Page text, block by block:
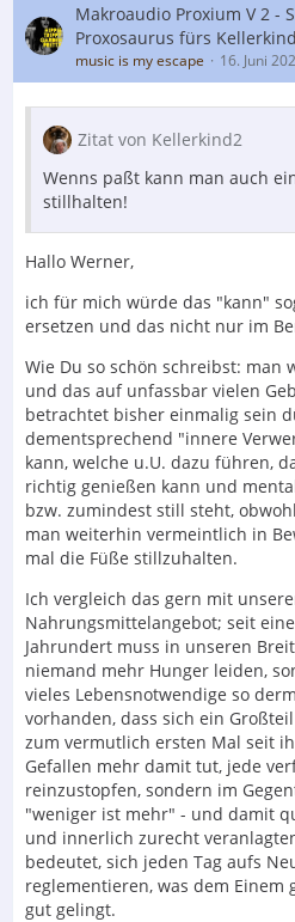
Makroaudio Proxium V 2 -
Proxosaurus fürs
music is my escape 16. Juni
Zitat von Kellerkind2
Wenns paßt kann man auch
stillhalten!
Hallo Werner,
ich für mich würde das "kann"
ersetzen und das nicht nur im
Wie Du so schön schreibst: man
und das auf unfassbar vielen
betrachtet bisher einmalig sein
dementsprechend "innere
kann, welche u.U. dazu führen,
richtig genießen kann und
bzw. zumindest still steht,
man weiterhin vermeintlich in
mal die Füße stillzuhalten.
Ich vergleich das gern mit
Nahrungsmittelangebot; seit
Jahrundert muss in unseren
niemand mehr Hunger leiden,
vieles Lebensnotwendige so
vorhanden, dass sich ein
zum vermutlich ersten Mal seit
Gefallen mehr damit tut, jede
reinzustopfen, sondern im
"weniger ist mehr" - und damit
und innerlich zurecht
bedeutet, sich jeden Tag aufs
reglementieren, was dem Einem
gut gelingt.